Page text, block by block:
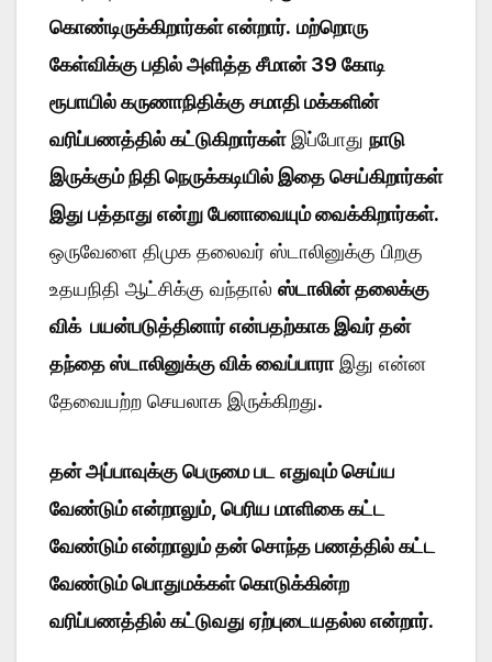
கொண்டிருக்கிறார்கள் என்றார். மற்றொரு
கேள்விக்கு பதில் அளித்த சீமான் 39 கோடி
ரூபாயில் கருணாநிதிக்கு சமாதி மக்களின்
வரிப்பணத்தில் கட்டுகிறார்கள்இப்போது நாடு
இருக்கும் நிதி நெருக்கடியில் இதை செய்கிறார்கள்
இது பத்தாது என்று பேனாவையும் வைக்கிறார்கள்.
ஒருவேளை திமுக தலைவர் ஸ்டாலினுக்கு பிறகு
உதயநிதி ஆட்சிக்கு வந்தால் ஸ்டாலின் தலைக்கு
விக் பயன்படுத்தினார் என்பதற்காக இவர் தன்
தந்தை ஸ்டாலினுக்கு விக் வைப்பாராஇது என்ன
தேவையற்ற செயலாக இருக்கிறது.
தன் அப்பாவுக்கு பெருமை பட எதுவும் செய்ய
வேண்டும் என்றாலும், பெரிய மாளிகை கட்ட
வேண்டும் என்றாலும் தன் சொந்த பணத்தில் கட்ட
வேண்டும் பொதுமக்கள் கொடுக்கின்ற
வரிப்பணத்தில் கட்டுவது ஏற்புடையதல்ல என்றார்.